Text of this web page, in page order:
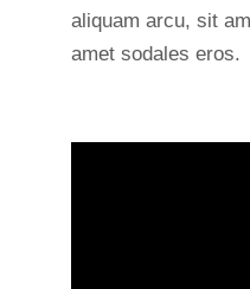
aliquam arcu, sit
amet sodales eros.